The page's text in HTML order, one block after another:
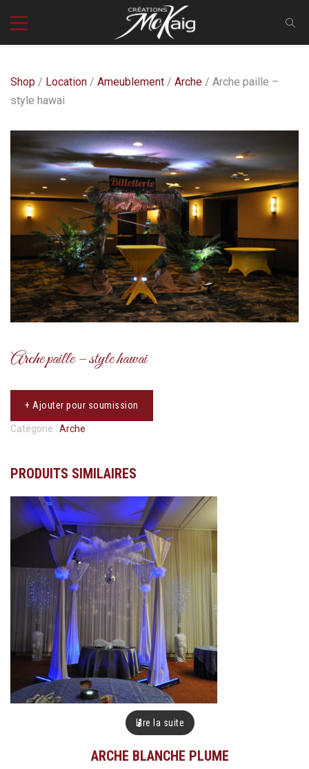
Shop / Location / Ameublement / Arche / Arche paille –
style hawai
Arche paille – style hawai
+ Ajouter pour soumission
Catégorie : Arche
PRODUITS SIMILAIRES
Lire la suite
ARCHE BLANCHE PLUME